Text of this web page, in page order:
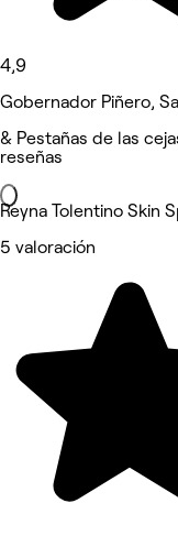
4,9
Gobernador Piñero,
& Pestañas de las
reseñas
Reyna Tolentino Skin
5 valoración